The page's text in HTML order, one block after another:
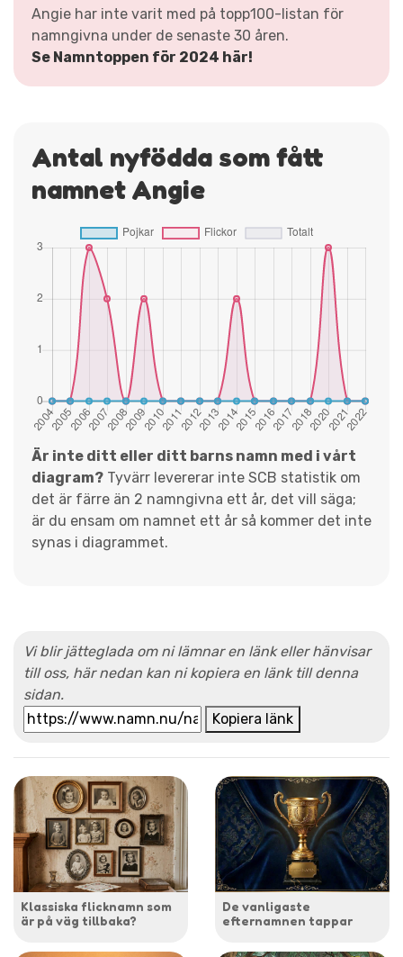
Angie har inte varit med på topp100-listan för
namngivna under de senaste 30 åren.
Se Namntoppen för 2024 här!
Antal nyfödda som fått
namnet Angie
Är inte ditt eller ditt barns namn med i vårt
diagram? Tyvärr levererar inte SCB statistik om
det är färre än 2 namngivna ett år, det vill säga;
är du ensam om namnet ett år så kommer det inte
synas i diagrammet.
Vi blir jätteglada om ni lämnar en länk eller hänvisar
till oss, här nedan kan ni kopiera en länk till denna
sidan.
Kopiera länk
Klassiska flicknamn som
är på väg tillbaka?
De vanligaste
efternamnen tappar